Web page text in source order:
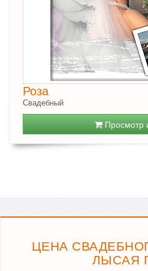
Роза
Свадебный
Просмотр
ЦЕНА
ЛЫСАЯ